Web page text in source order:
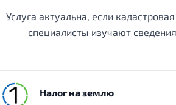
Услуга актуальна, если
специалисты изучают
Налог на землю